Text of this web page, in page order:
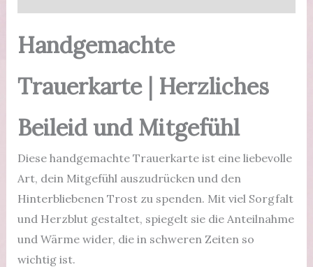
Handgemachte
Trauerkarte | Herzliches
Beileid und Mitgefühl
Diese handgemachte Trauerkarte ist eine liebevolle
Art, dein Mitgefühl auszudrücken und den
Hinterbliebenen Trost zu spenden. Mit viel Sorgfalt
und Herzblut gestaltet, spiegelt sie die Anteilnahme
und Wärme wider, die in schweren Zeiten so
wichtig ist.